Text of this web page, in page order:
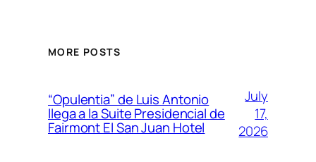
MORE POSTS
“Opulentia” de Luis Antonio
llega a la Suite Presidencial de
Fairmont El San Juan Hotel
July
17,
2026